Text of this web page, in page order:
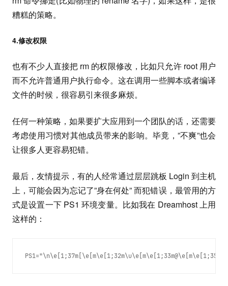
糟糕的策略。
4.修改权限
也有不少人直接把 rm 的权限修改，比如只允许 root 用户
而不允许普通用户执行命令。这在调用一些脚本或者编译
文件的时候，很容易引来很多麻烦。
任何一种策略，如果要扩大应用到一个团队的话，还需要
考虑使用习惯对其他成员带来的影响。毕竟，”不爽”也会
让很多人更容易犯错。
最后，友情提示，有的人经常通过层层跳板 Login 到主机
上，可能会因为忘记了”身在何处” 而犯错误，最管用的方
式是设置一下 PS1 环境变量。比如我在 Dreamhost 上用
这样的：